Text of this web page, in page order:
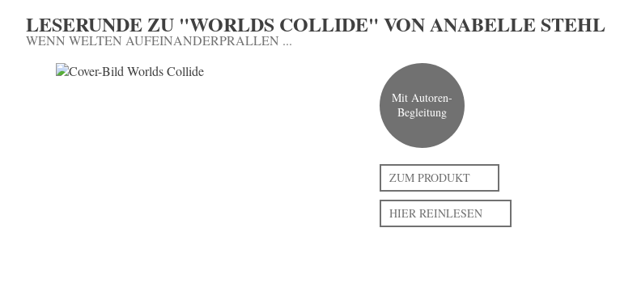
LESERUNDE ZU "WORLDS COLLIDE" VON ANABELLE STEHL
WENN WELTEN AUFEINANDERPRALLEN ...
Mit Autoren-
Begleitung
ZUM PRODUKT
HIER REINLESEN